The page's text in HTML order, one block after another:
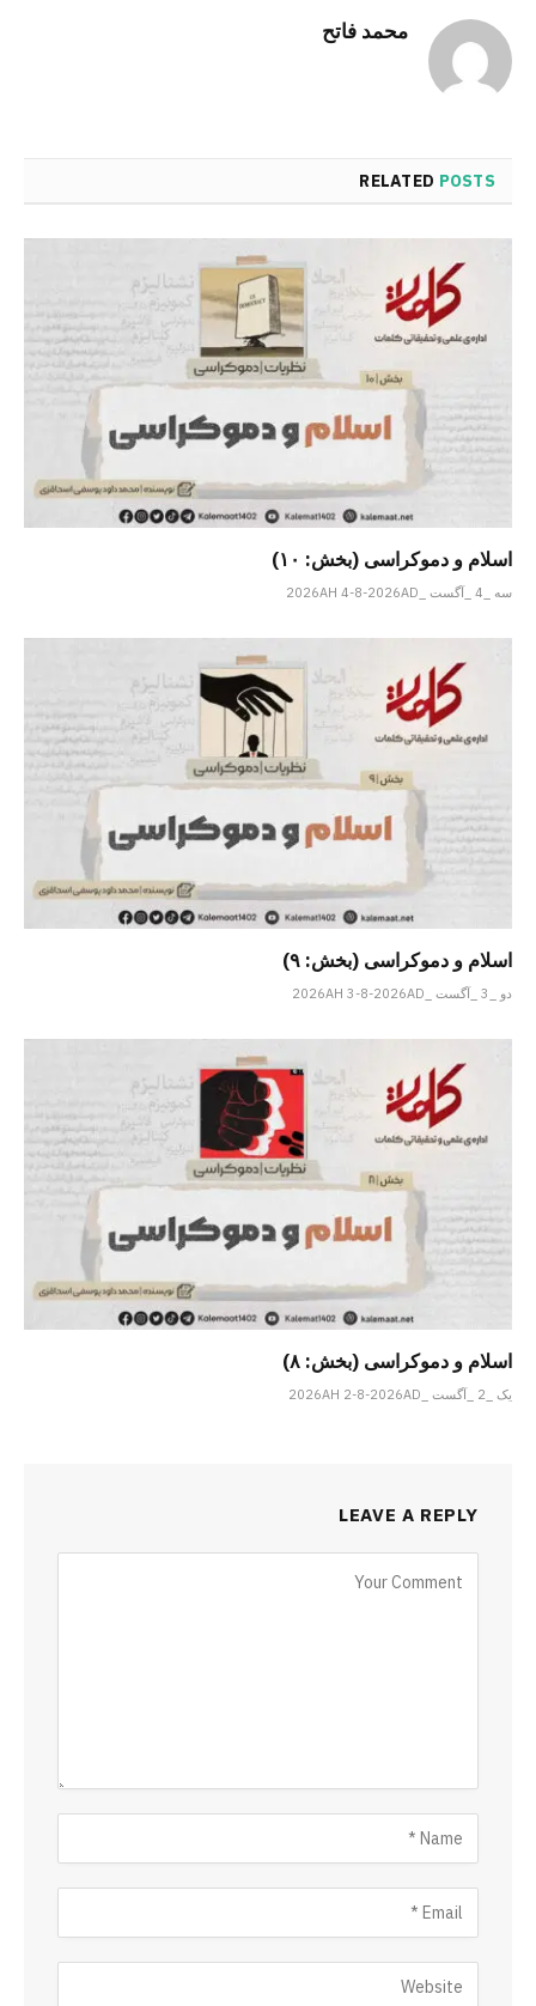
محمد فاتح
RELATED POSTS
اسلام و دموکراسی (بخش: ۱۰)
سه _4 _آگست _2026AH 4-8-2026AD
اسلام و دموکراسی (بخش: ۹)
دو _3 _آگست _2026AH 3-8-2026AD
اسلام و دموکراسی (بخش: ۸)
یک _2 _آگست _2026AH 2-8-2026AD
LEAVE A REPLY